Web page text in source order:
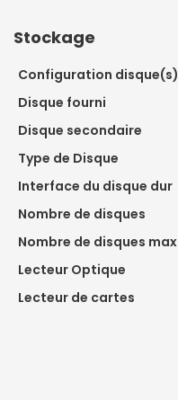
Stockage
Configuration disque(s)
Disque fourni
Disque secondaire
Type de Disque
Interface du disque dur
Nombre de disques
Nombre de disques max
Lecteur Optique
Lecteur de cartes